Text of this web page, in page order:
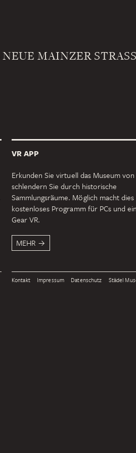
NEUE MAINZER
VR APP
Erkunden Sie virtuell das Museum
schlendern Sie durch historische
Sammlungsräume. Möglich macht dies
kostenloses Programm für PCs und
Gear VR.
MEHR
Kontakt Impressum Datenschutz Städel